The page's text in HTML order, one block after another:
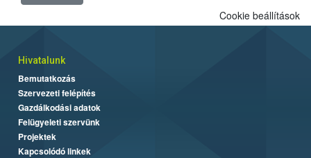
Cookie beállítások
Hivatalunk
Bemutatkozás
Szervezeti felépítés
Gazdálkodási adatok
Felügyeleti szervünk
Projektek
Kapcsolódó linkek